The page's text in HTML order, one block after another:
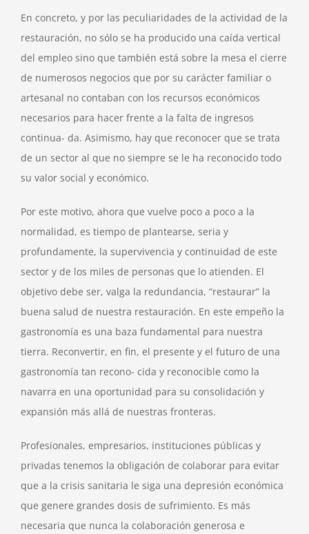
En concreto, y por las peculiaridades de la actividad de la
restauración, no sólo se ha producido una caída vertical
del empleo sino que también está sobre la mesa el cierre
de numerosos negocios que por su carácter familiar o
artesanal no contaban con los recursos económicos
necesarios para hacer frente a la falta de ingresos
continua- da. Asimismo, hay que reconocer que se trata
de un sector al que no siempre se le ha reconocido todo
su valor social y económico.
Por este motivo, ahora que vuelve poco a poco a la
normalidad, es tiempo de plantearse, seria y
profundamente, la supervivencia y continuidad de este
sector y de los miles de personas que lo atienden. El
objetivo debe ser, valga la redundancia, “restaurar” la
buena salud de nuestra restauración. En este empeño la
gastronomía es una baza fundamental para nuestra
tierra. Reconvertir, en fin, el presente y el futuro de una
gastronomía tan recono- cida y reconocible como la
navarra en una oportunidad para su consolidación y
expansión más allá de nuestras fronteras.
Profesionales, empresarios, instituciones públicas y
privadas tenemos la obligación de colaborar para evitar
que a la crisis sanitaria le siga una depresión económica
que genere grandes dosis de sufrimiento. Es más
necesaria que nunca la colaboración generosa e